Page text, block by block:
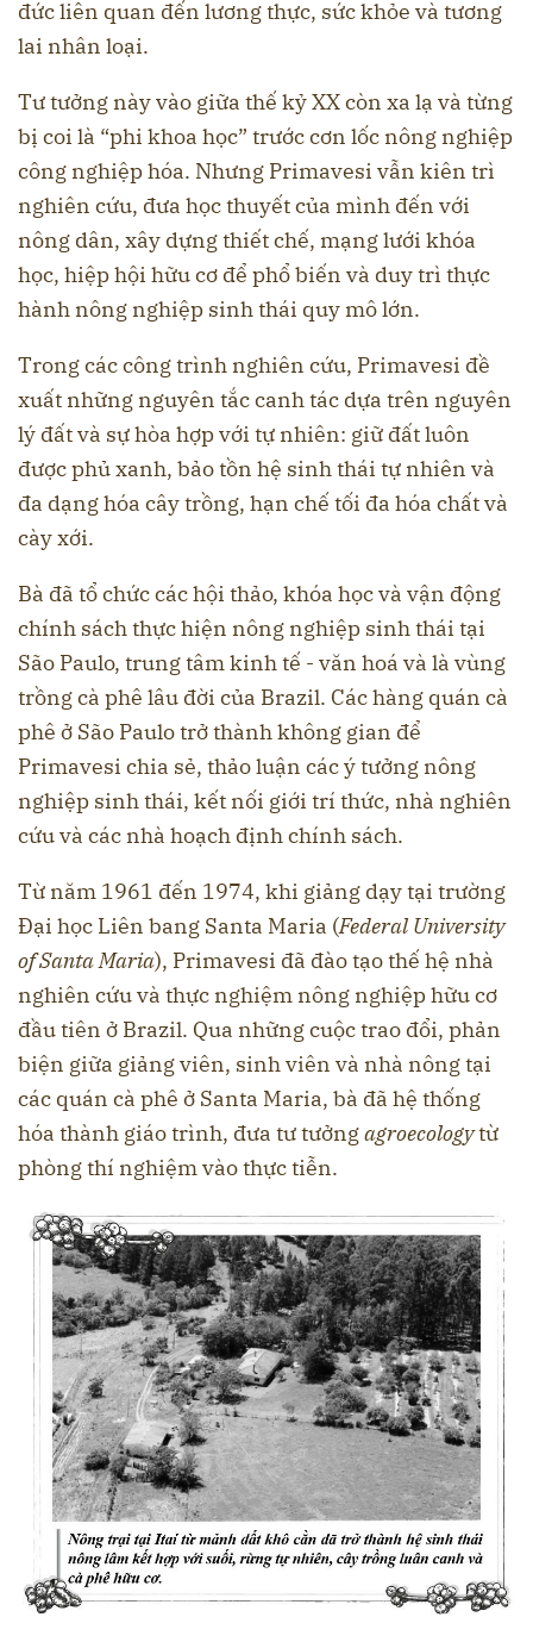
đức liên quan đến lương thực, sức khỏe và tương
lai nhân loại.
Tư tưởng này vào giữa thế kỷ XX còn xa lạ và từng
bị coi là “phi khoa học” trước cơn lốc nông nghiệp
công nghiệp hóa. Nhưng Primavesi vẫn kiên trì
nghiên cứu, đưa học thuyết của mình đến với
nông dân, xây dựng thiết chế, mạng lưới khóa
học, hiệp hội hữu cơ để phổ biến và duy trì thực
hành nông nghiệp sinh thái quy mô lớn.
Trong các công trình nghiên cứu, Primavesi đề
xuất những nguyên tắc canh tác dựa trên nguyên
lý đất và sự hòa hợp với tự nhiên: giữ đất luôn
được phủ xanh, bảo tồn hệ sinh thái tự nhiên và
đa dạng hóa cây trồng, hạn chế tối đa hóa chất và
cày xới.
Bà đã tổ chức các hội thảo, khóa học và vận động
chính sách thực hiện nông nghiệp sinh thái tại
São Paulo, trung tâm kinh tế - văn hoá và là vùng
trồng cà phê lâu đời của Brazil. Các hàng quán cà
phê ở São Paulo trở thành không gian để
Primavesi chia sẻ, thảo luận các ý tưởng nông
nghiệp sinh thái, kết nối giới trí thức, nhà nghiên
cứu và các nhà hoạch định chính sách.
Từ năm 1961 đến 1974, khi giảng dạy tại trường
Đại học Liên bang Santa Maria (Federal University
of Santa Maria), Primavesi đã đào tạo thế hệ nhà
nghiên cứu và thực nghiệm nông nghiệp hữu cơ
đầu tiên ở Brazil. Qua những cuộc trao đổi, phản
biện giữa giảng viên, sinh viên và nhà nông tại
các quán cà phê ở Santa Maria, bà đã hệ thống
hóa thành giáo trình, đưa tư tưởngagroecologytừ
phòng thí nghiệm vào thực tiễn.